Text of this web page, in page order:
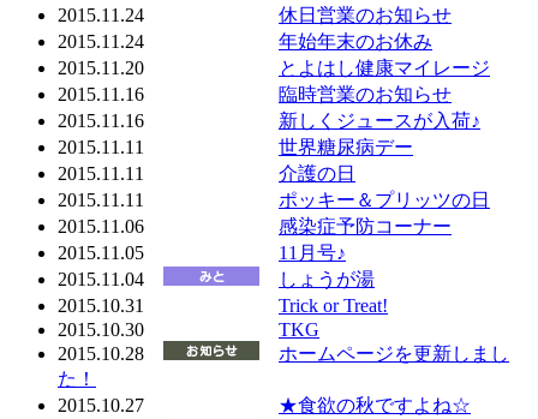
2015.11.24
休日営業のお知らせ
2015.11.24
年始年末のお休み
2015.11.20
とよはし健康マイレージ
2015.11.16
臨時営業のお知らせ
2015.11.16
新しくジュースが入荷♪
2015.11.11
世界糖尿病デー
2015.11.11
介護の日
2015.11.11
ポッキー＆プリッツの日
2015.11.06
感染症予防コーナー
2015.11.05
11月号♪
2015.11.04
しょうが湯
2015.10.31
Trick or Treat!
2015.10.30
TKG
2015.10.28
ホームページを更新しまし
た！
2015.10.27
★食欲の秋ですよね☆